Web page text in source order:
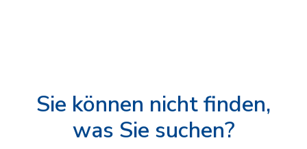
Sie können nicht finden,
was Sie suchen?